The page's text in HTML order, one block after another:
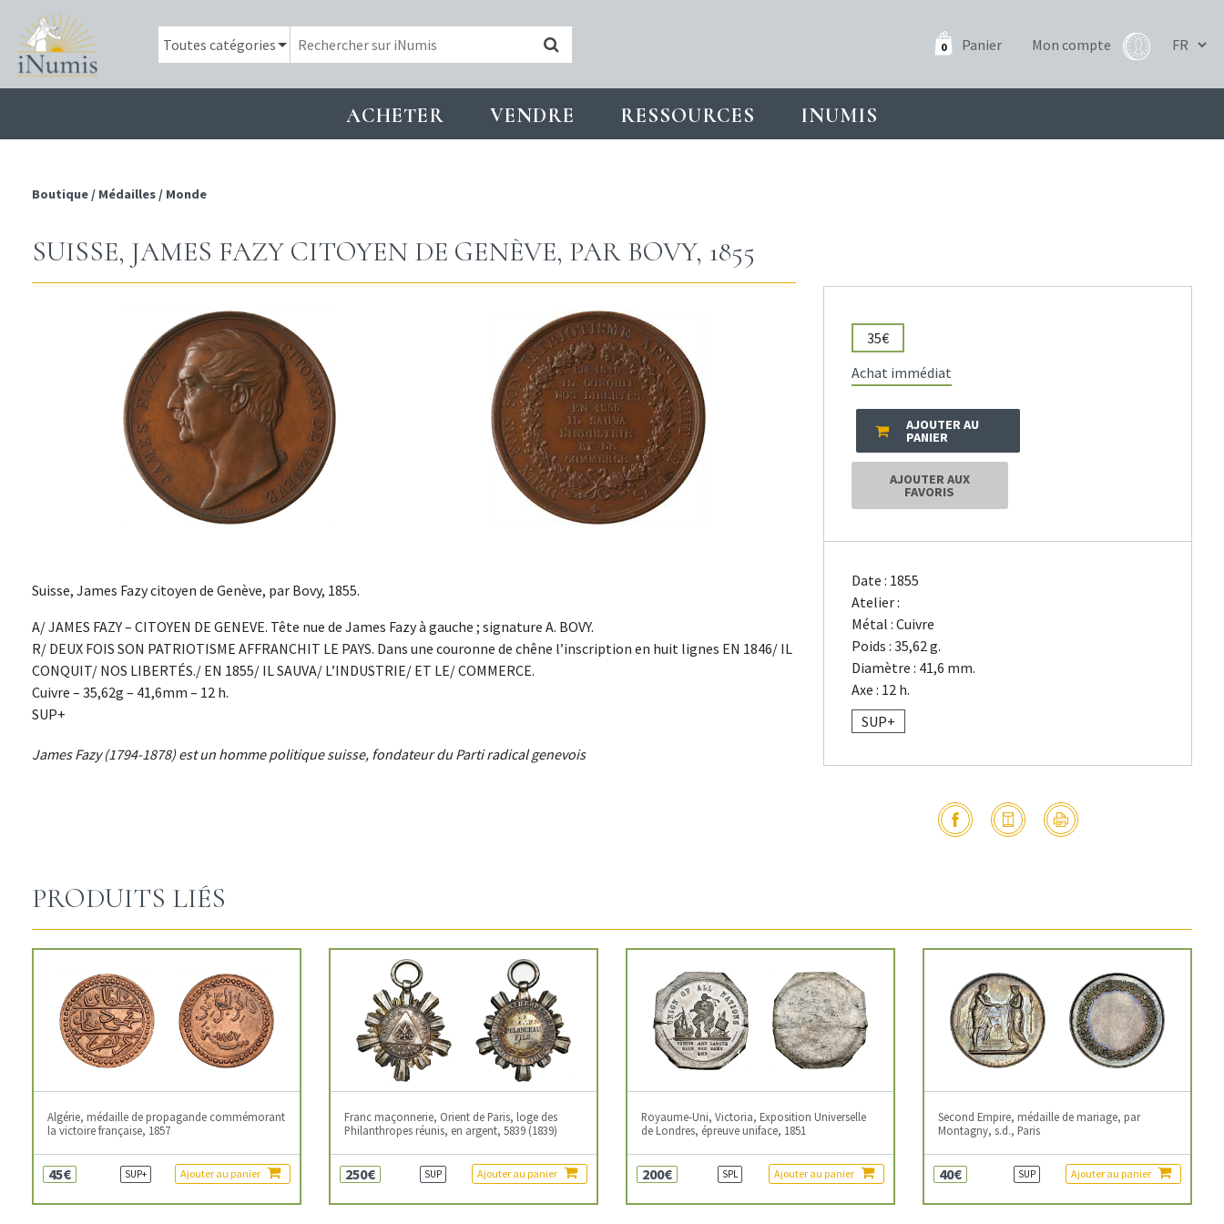
0 Panier Mon compte
ACHETER VENDRE RESSOURCES INUMIS
Boutique / Médailles / Monde
SUISSE, JAMES FAZY CITOYEN DE GENÈVE, PAR BOVY, 1855
Suisse, James Fazy citoyen de Genève, par Bovy, 1855.
A/ JAMES FAZY – CITOYEN DE GENEVE. Tête nue de James Fazy à gauche ; signature A. BOVY.
R/ DEUX FOIS SON PATRIOTISME AFFRANCHIT LE PAYS. Dans une couronne de chêne l’inscription en huit lignes EN 1846/ IL
CONQUIT/ NOS LIBERTÉS./ EN 1855/ IL SAUVA/ L’INDUSTRIE/ ET LE/ COMMERCE.
Cuivre – 35,62g – 41,6mm – 12 h.
SUP+
James Fazy (1794-1878) est un homme politique suisse, fondateur du Parti radical genevois
35€
Achat immédiat
AJOUTER AU
PANIER
AJOUTER AUX
FAVORIS
Date : 1855
Atelier :
Métal : Cuivre
Poids : 35,62 g.
Diamètre : 41,6 mm.
Axe : 12 h.
SUP+
PRODUITS LIÉS
Algérie, médaille de propagande commémorant
la victoire française, 1857
45€ SUP+ Ajouter au panier
Franc maçonnerie, Orient de Paris, loge des
Philanthropes réunis, en argent, 5839 (1839)
250€ SUP Ajouter au panier
Royaume-Uni, Victoria, Exposition Universelle
de Londres, épreuve uniface, 1851
200€ SPL Ajouter au panier
Second Empire, médaille de mariage, par
Montagny, s.d., Paris
40€ SUP Ajouter au panier